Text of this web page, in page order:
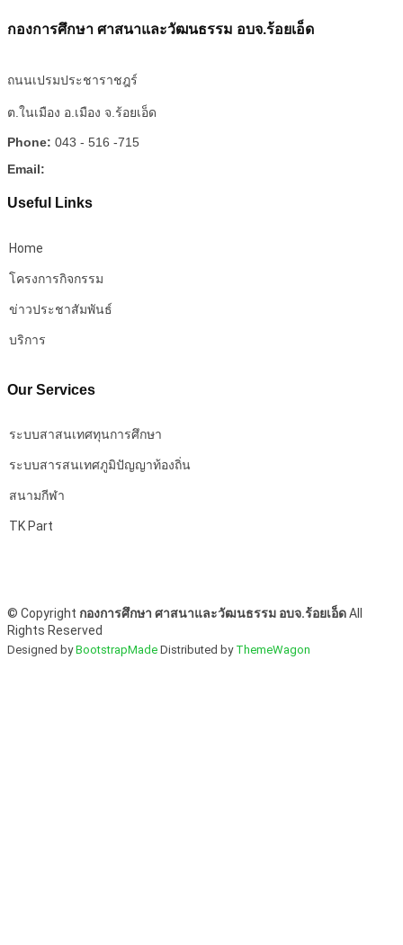
กองการศึกษา ศาสนาและวัฒนธรรม อบจ.ร้อยเอ็ด
ถนนเปรมประชาราชฎร์
ต.ในเมือง อ.เมือง จ.ร้อยเอ็ด
Phone: 043 - 516 -715
Email:
Useful Links
Home
โครงการกิจกรรม
ข่าวประชาสัมพันธ์
บริการ
Our Services
ระบบสาสนเทศทุนการศึกษา
ระบบสารสนเทศภูมิปัญญาท้องถิ่น
สนามกีฬา
TK Part
© Copyright กองการศึกษา ศาสนาและวัฒนธรรม อบจ.ร้อยเอ็ดAll
Rights Reserved
Designed byBootstrapMade Distributed by ThemeWagon